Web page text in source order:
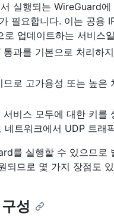
실행되는 WireGuard
필요합니다. 이는 공용
로 업데이트하는 서비스
과를 기본으로 처리하
므로 고가용성 또는 높
서비스 모두에 대한 키
네트워크에서 UDP 트래
를 실행할 수 있으므로
되므로 몇 가지 장점도
성